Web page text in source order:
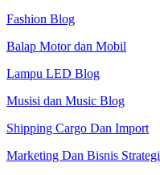
Fashion Blog
Balap Motor dan Mobil
Lampu LED Blog
Musisi dan Music Blog
Shipping Cargo Dan Import
Marketing Dan Bisnis Strategi